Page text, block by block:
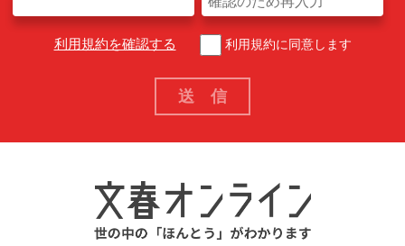
利用規約を確認する 利用規約に同意します